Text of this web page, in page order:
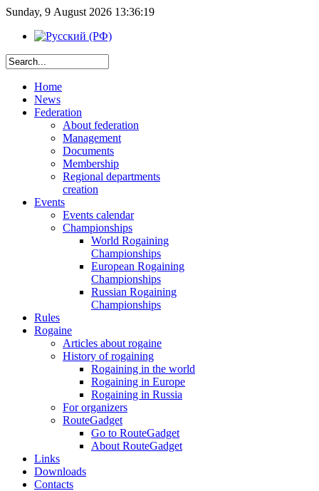
Sunday, 9 August 2026 13:36:19
Home
News
Federation
About federation
Management
Documents
Membership
Regional departments
creation
Events
Events calendar
Championships
World Rogaining
Championships
European Rogaining
Championships
Russian Rogaining
Championships
Rules
Rogaine
Articles about rogaine
History of rogaining
Rogaining in the world
Rogaining in Europe
Rogaining in Russia
For organizers
RouteGadget
Go to RouteGadget
About RouteGadget
Links
Downloads
Contacts